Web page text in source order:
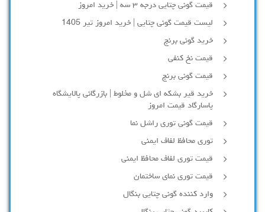
قیمت گونی چتایی درجه ۳ سه | خرید امروز
لیست قیمت گونی چتایی | خرید امروز تیر 1405
خرید گونی برنج
قیمت نخ کنفی
قیمت گونی برنج
خرید قیر بشکه ای شل و مخلوط | بازرگانی پالایشگاه
پاسارگاد قیمت امروز
قیمت گونی توری راشل نما
توری محافظ لفاف ایمنی
قیمت توری لفاف محافظ ایمنی
قیمت توری نمای ساختمان
وارد کننده گونی چتایی بنگال